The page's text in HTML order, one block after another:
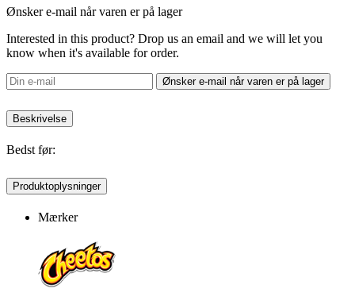
Ønsker e-mail når varen er på lager
Interested in this product? Drop us an email and we will let you
know when it's available for order.
Ønsker e-mail når varen er på lager
Beskrivelse
Bedst før:
Produktoplysninger
Mærker